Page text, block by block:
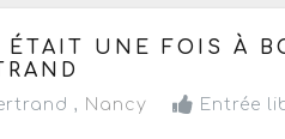
UNE FOIS À
, Nancy Entrée